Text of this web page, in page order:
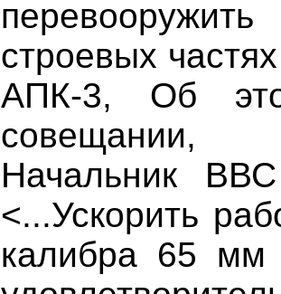
строевых
АПК-3, Об
совещании,
Начальник
<...Ускорить
калибра 65